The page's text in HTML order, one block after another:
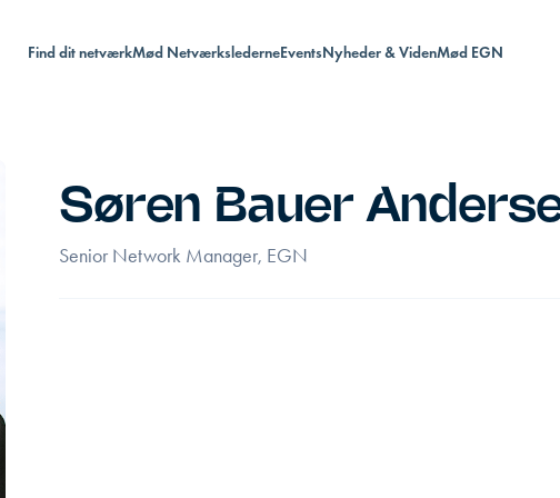
Find dit netværkMød NetværkslederneEventsNyheder & VidenMød EGN
Søren Bauer
Senior Network Manager, EGN